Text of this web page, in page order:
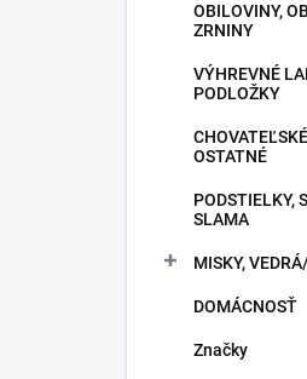
OBILOVINY,
ZRNINY
VÝHREVNÉ
PODLOŽKY
OSTATNÉ
PODSTIELKY,
SLAMA
MISKY,
DOMÁCNOSŤ
Značky